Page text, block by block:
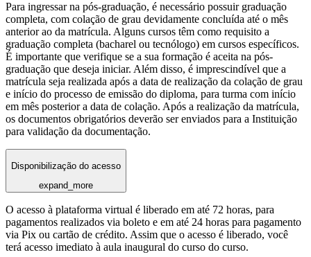
Para ingressar na pós-graduação, é necessário possuir graduação
completa, com colação de grau devidamente concluída até o mês
anterior ao da matrícula. Alguns cursos têm como requisito a
graduação completa (bacharel ou tecnólogo) em cursos específicos.
É importante que verifique se a sua formação é aceita na pós-
graduação que deseja iniciar. Além disso, é imprescindível que a
matrícula seja realizada após a data de realização da colação de grau
e início do processo de emissão do diploma, para turma com início
em mês posterior a data de colação. Após a realização da matrícula,
os documentos obrigatórios deverão ser enviados para a Instituição
para validação da documentação.
Disponibilização do acesso
expand_more
O acesso à plataforma virtual é liberado em até 72 horas, para
pagamentos realizados via boleto e em até 24 horas para pagamento
via Pix ou cartão de crédito. Assim que o acesso é liberado, você
terá acesso imediato à aula inaugural do curso do curso.